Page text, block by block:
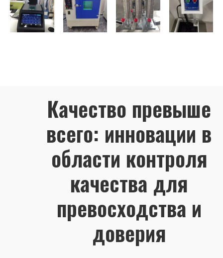
Качество превыше
всего: инновации в
области контроля
качества для
превосходства и
доверия